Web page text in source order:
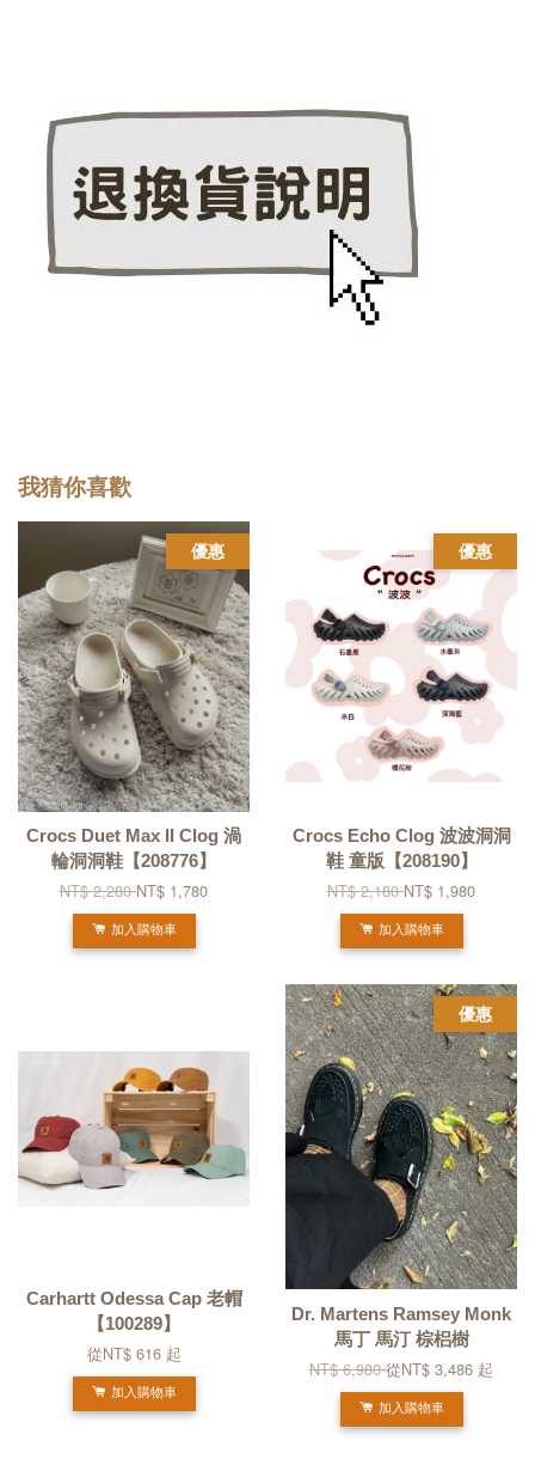
我猜你喜歡
優惠
Crocs Duet Max II Clog 渦
輪洞洞鞋【208776】
NT$ 2,280NT$ 1,780
加入購物車
優惠
Crocs Echo Clog 波波洞洞
鞋 童版【208190】
NT$ 2,180NT$ 1,980
加入購物車
Carhartt Odessa Cap 老帽
【100289】
從NT$ 616 起
加入購物車
優惠
Dr. Martens Ramsey Monk
馬丁 馬汀 棕梠樹
NT$ 6,980從NT$ 3,486 起
加入購物車